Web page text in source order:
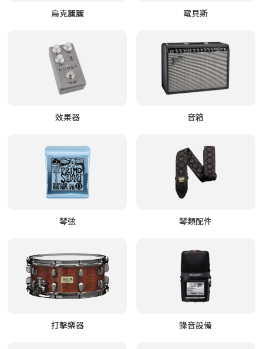
烏克麗麗 電貝斯
效果器 音箱
琴弦 琴類配件
打擊樂器 錄音設備